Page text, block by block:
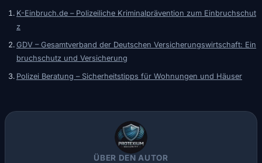
K-Einbruch.de – Polizeiliche Kriminalprävention zum Einbruchschut
z
GDV – Gesamtverband der Deutschen Versicherungswirtschaft: Ein
bruchschutz und Versicherung
Polizei Beratung – Sicherheitstipps für Wohnungen und Häuser
ÜBER DEN AUTOR